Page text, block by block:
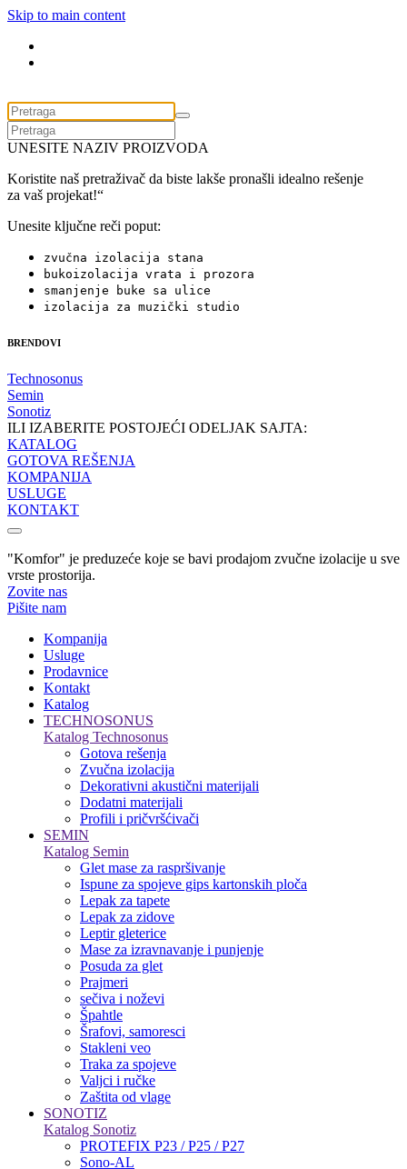
Skip to main content
UNESITE NAZIV PROIZVODA
Koristite naš pretraživač da biste lakše pronašli idealno rešenje
za vaš projekat!“
Unesite ključne reči poput:
zvučna izolacija stana
bukoizolacija vrata i prozora
smanjenje buke sa ulice
izolacija za muzički studio
BRENDOVI
Technosonus
Semin
Sonotiz
ILI IZABERITE POSTOJEĆI ODELJAK SAJTA:
KATALOG
GOTOVA REŠENJA
KOMPANIJA
USLUGE
KONTAKT
"Komfor" je preduzeće koje se bavi prodajom zvučne izolacije u sve
vrste prostorija.
Zovite nas
Pišite nam
Kompanija
Usluge
Prodavnice
Kontakt
Katalog
TECHNOSONUS
Katalog Technosonus
Gotova rešenja
Zvučna izolacija
Dekorativni akustični materijali
Dodatni materijali
Profili i pričvršćivači
SEMIN
Katalog Semin
Glet mase za raspršivanje
Ispune za spojeve gips kartonskih ploča
Lepak za tapete
Lepak za zidove
Leptir gleterice
Mase za izravnavanje i punjenje
Posuda za glet
Prajmeri
sečiva i noževi
Špahtle
Šrafovi, samoresci
Stakleni veo
Traka za spojeve
Valjci i ručke
Zaštita od vlage
SONOTIZ
Katalog Sonotiz
PROTEFIX P23 / P25 / P27
Sono-AL